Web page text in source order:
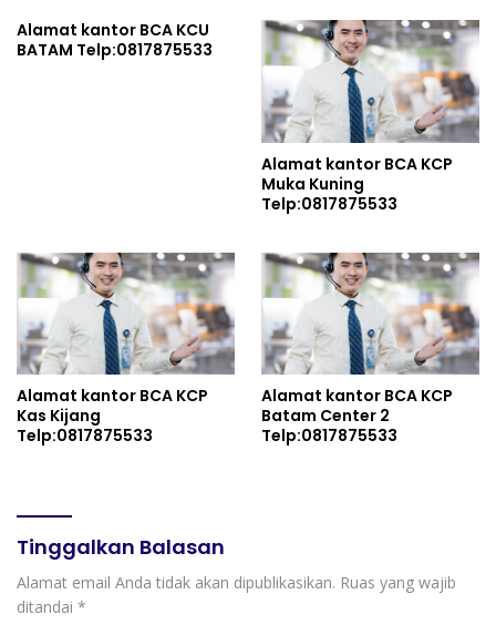
Alamat kantor BCA KCU
BATAM Telp:0817875533
Alamat kantor BCA KCP
Muka Kuning
Telp:0817875533
Alamat kantor BCA KCP
Kas Kijang
Telp:0817875533
Alamat kantor BCA KCP
Batam Center 2
Telp:0817875533
Tinggalkan Balasan
Alamat email Anda tidak akan dipublikasikan. Ruas yang wajib
ditandai *